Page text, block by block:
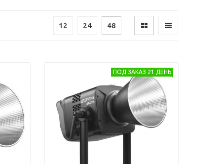
12 24 48
Next
Previous
ПОД ЗАКАЗ 21 ДЕНЬ